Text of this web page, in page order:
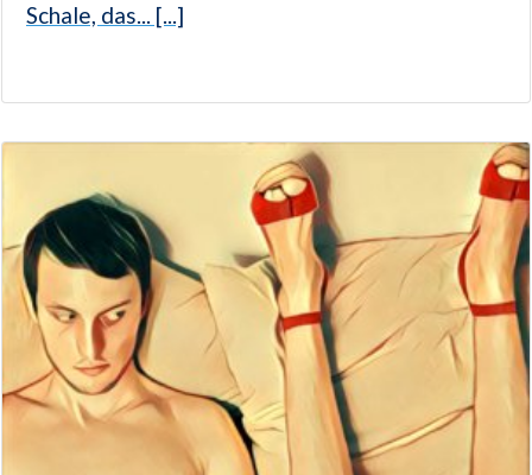
Schale, das... [...]